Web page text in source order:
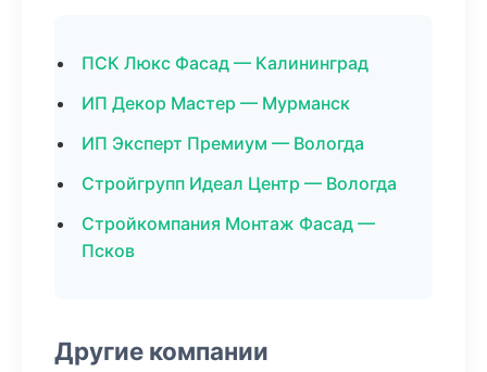
ПСК Люкс Фасад — Калининград
ИП Декор Мастер — Мурманск
ИП Эксперт Премиум — Вологда
Стройгрупп Идеал Центр — Вологда
Стройкомпания Монтаж Фасад —
Псков
Другие компании